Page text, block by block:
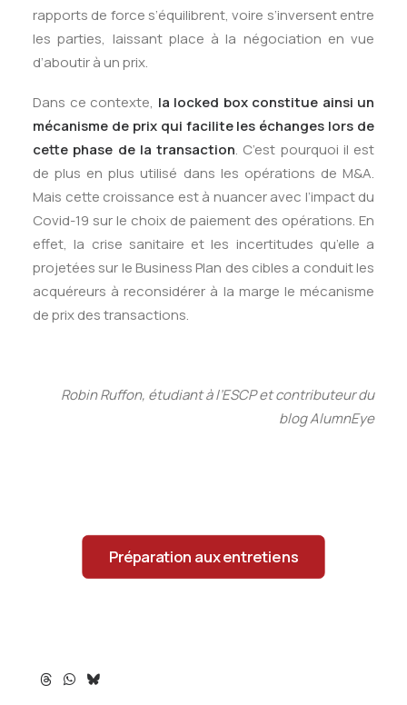
rapports de force s’équilibrent, voire s’inversent entre
les parties, laissant place à la négociation en vue
d’aboutir à un prix.
Dans ce contexte, la locked box constitue ainsi un
mécanisme de prix qui facilite les échanges lors de
cette phase de la transaction. C’est pourquoi il est
de plus en plus utilisé dans les opérations de M&A.
Mais cette croissance est à nuancer avec l’impact du
Covid-19 sur le choix de paiement des opérations. En
effet, la crise sanitaire et les incertitudes qu’elle a
projetées sur le Business Plan des cibles a conduit les
acquéreurs à reconsidérer à la marge le mécanisme
de prix des transactions.
Robin Ruffon, étudiant à l’ESCP et contributeur du
blog AlumnEye
Préparation aux entretiens